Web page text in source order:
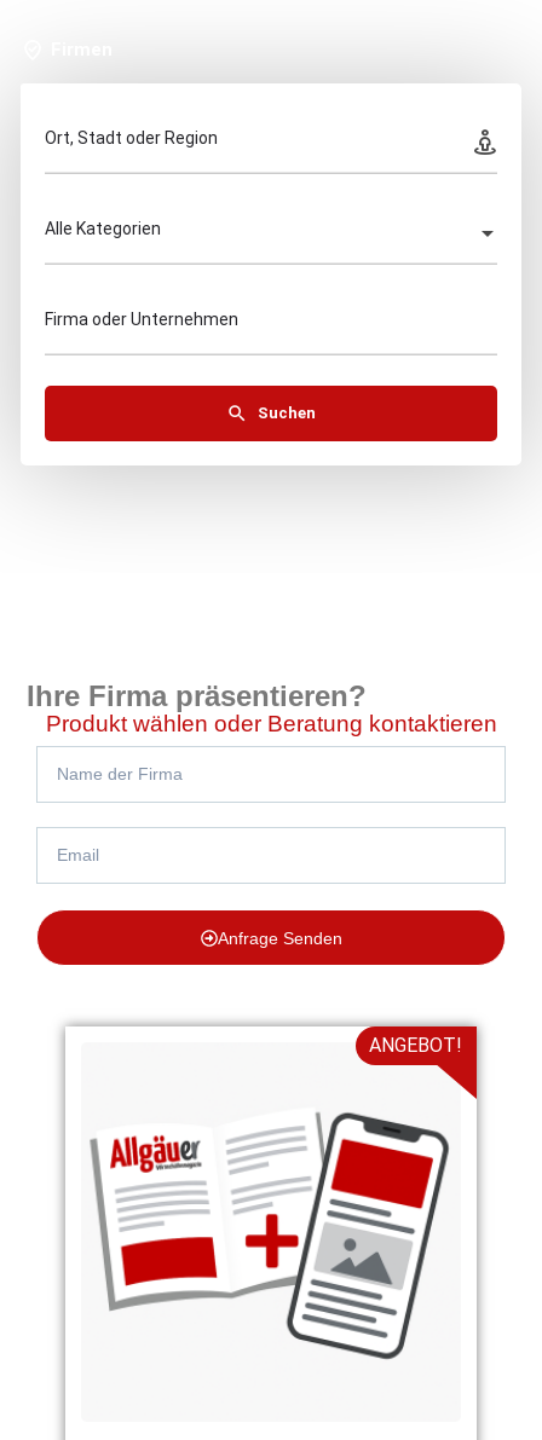
Ort, Stadt oder Region
Alle Kategorien
Firma oder Unternehmen
Suchen
Ihre Firma präsentieren?
Produkt wählen oder Beratung kontaktieren
Anfrage Senden
ANGEBOT!